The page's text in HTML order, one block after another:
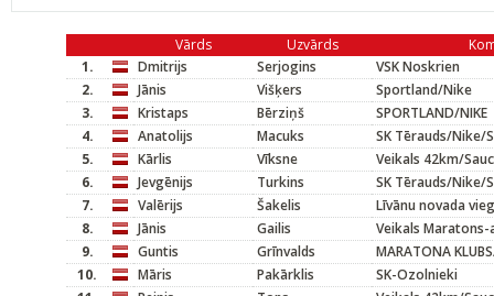
Vārds Uzvārds
1.
Dmitrijs Serjogins
VSK Noskrien
2.
Jānis Višķers
Sportland/Nike
3.
Kristaps Bērziņš
SPORTLAND/NIKE
4.
Anatolijs Macuks
SK Tērauds/Nike/
5.
Kārlis Vīksne
Veikals 42km/
6.
Jevgēnijs Turkins
SK Tērauds/Nike/
7.
Valērijs Šakelis
Līvānu novada
8.
Jānis Gailis
Veikals Maratons-
9.
Guntis Grīnvalds
MARATONA
10.
Māris Pakārklis
SK-Ozolnieki